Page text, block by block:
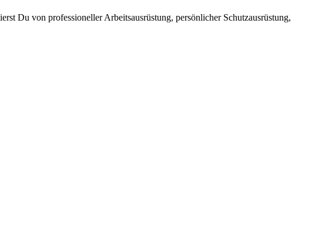
Du von professioneller Arbeitsausrüstung, persönlicher Schutzausrüstung,